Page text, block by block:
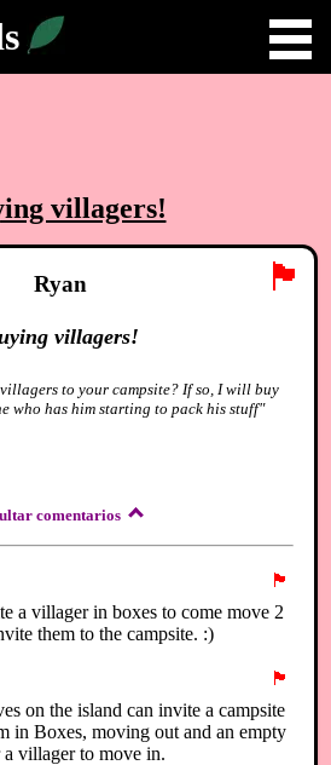
villagers!
🏴
Ryan
villagers!
to your campsite? If so, I will buy
who has him starting to pack his stuff"
comentarios
🏴
a villager in boxes to come move 2
them to the campsite. :)
🏴
on the island can invite a campsite
in Boxes, moving out and an empty
villager to move in.